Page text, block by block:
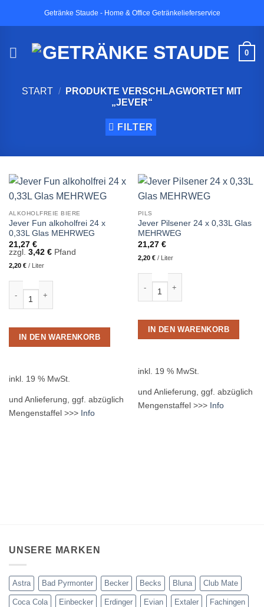
Getränke Staude - Home & Office Getränkelieferservice
0
START /
PRODUKTE VERSCHLAGWORTET MIT
„JEVER“
FILTER
ALKOHOLFREIE BIERE
Jever Fun alkoholfrei 24 x
0,33L Glas MEHRWEG
21,27 €
zzgl. 3,42 €Pfand
2,20 €/ Liter
Jever Fun alkoholfrei 24 x 0,33L Glas MEHRWEG Menge
IN DEN WARENKORB
inkl. 19 % MwSt.
und Anlieferung, ggf. abzüglich
Mengenstaffel >>> Info
PILS
Jever Pilsener 24 x 0,33L Glas
MEHRWEG
21,27 €
2,20 €/ Liter
IN DEN WARENKORB
inkl. 19 % MwSt.
und Anlieferung, ggf. abzüglich
Mengenstaffel >>> Info
UNSERE MARKEN
Astra Bad Pyrmonter Becker Becks Bluna Club Mate
Coca Cola Einbecker Erdinger Evian Extaler Fachingen